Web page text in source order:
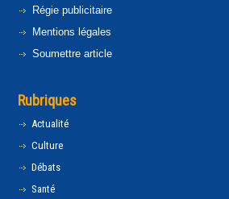
Régie publicitaire
Mentions légales
Soumettre article
Rubriques
Actualité
Culture
Débats
Santé